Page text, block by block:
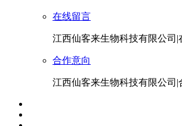
在线留言
江西仙客来生物科技有限公司|
合作意向
江西仙客来生物科技有限公司|